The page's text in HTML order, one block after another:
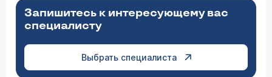
Запишитесь к интересующему вас
специалисту
Выбрать специалиста